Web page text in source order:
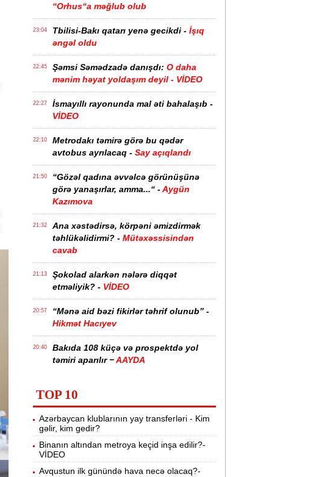
“Orhus“a məğlub olub
23:04 Tbilisi-Bakı qatarı yenə gecikdi - İşıq
əngəl oldu
22:45 Şəmsi Səmədzadə danışdı: O daha
mənim həyat yoldaşım deyil - VİDEO
22:27
İsmayıllı rayonunda mal əti bahalaşıb -
VİDEO
22:10
Metrodakı təmirə görə bu qədər
avtobus ayrılacaq - Say açıqlandı
21:50
“Gözəl qadına əvvəlcə görünüşünə
görə yanaşırlar, amma...“ -Aygün
Kazımova
21:32
Ana xəstədirsə, körpəni əmizdirmək
təhlükəlidirmi? - Mütəxəssisindən
cavab
21:13
Şokolad alarkən nələrə diqqət
etməliyik? - VİDEO
20:57
“Mənə aid bəzi fikirlər təhrif olunub” -
Hikmət Hacıyev
20:40
Bakıda 108 küçə və prospektdə yol
təmiri aparılır −AAYDA
fəsadlar törədə bilər -
20:06
Müharibədə 3 400-dən çox iranlı və 18
ABŞ hərbçisi həlak olub -
19:48 BMT-dən dəhşətli xəbərdarlıq -
milyon insan ac qala bilər
TOP 10
Azərbaycan klublarının yay transferləri - Kim
gəlir, kim gedir?
Binanın altından metroya keçid inşa edilir?-
VİDEO
Avqustun ilk günündə hava necə olacaq?-